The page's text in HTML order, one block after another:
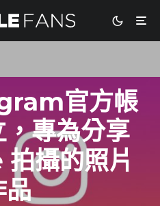
官方帳
專為分享
攝的照片
品